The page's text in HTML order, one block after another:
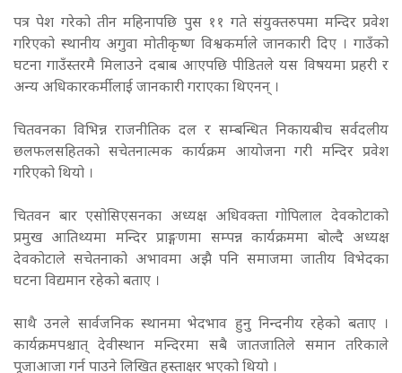
पत्र पेश गरेको तीन महिनापछि पुस ११ गते संयुक्तरुपमा मन्दिर प्रवेश
गरिएको स्थानीय अगुवा मोतीकृष्ण विश्वकर्माले जानकारी दिए । गाउँको
घटना गाउँस्तरमै मिलाउने दबाब आएपछि पीडितले यस विषयमा प्रहरी र
अन्य अधिकारकर्मीलाई जानकारी गराएका थिएनन् ।
चितवनका विभिन्न राजनीतिक दल र सम्बन्धित निकायबीच सर्वदलीय
छलफलसहितको सचेतनात्मक कार्यक्रम आयोजना गरी मन्दिर प्रवेश
गरिएको थियो ।
चितवन बार एसोसिएसनका अध्यक्ष अधिवक्ता गोपिलाल देवकोटाको
प्रमुख आतिथ्यमा मन्दिर प्राङ्गणमा सम्पन्न कार्यक्रममा बोल्दै अध्यक्ष
देवकोटाले सचेतनाको अभावमा अझै पनि समाजमा जातीय विभेदका
घटना विद्यमान रहेको बताए ।
साथै उनले सार्वजनिक स्थानमा भेदभाव हुनु निन्दनीय रहेको बताए ।
कार्यक्रमपश्चात् देवीस्थान मन्दिरमा सबै जातजातिले समान तरिकाले
पूजाआजा गर्न पाउने लिखित हस्ताक्षर भएको थियो ।